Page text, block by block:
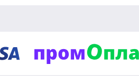
з асортиментом та обрати